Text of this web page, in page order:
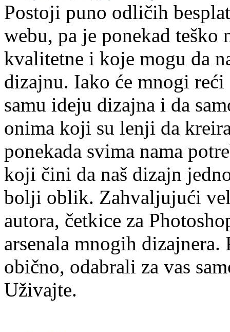
Postoji puno odličih
webu, pa je ponekad teško
kvalitetne i koje mogu da
dizajnu. Iako će mnogi reći
samu ideju dizajna i da
onima koji su lenji da
ponekada svima nama
koji čini da naš dizajn
bolji oblik. Zahvaljujući
autora, četkice za
arsenala mnogih
obično, odabrali za vas
Uživajte.